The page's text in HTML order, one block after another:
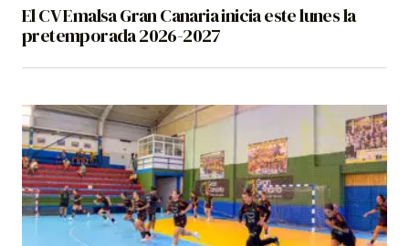
El CV Emalsa Gran Canaria inicia este lunes la
pretemporada 2026-2027